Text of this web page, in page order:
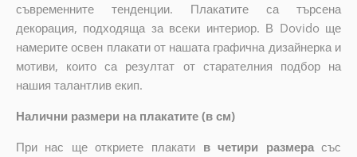
съвременните тенденции. Плакатите са търсена
декорация, подходяща за всеки интериор. В Dovido ще
намерите освен плакати от нашата графична дизайнерка и
мотиви, които са резултат от старателния подбор на
нашия талантлив екип.
Налични размери на плакатите (в см)
При нас ще откриете плакати в четири размера със